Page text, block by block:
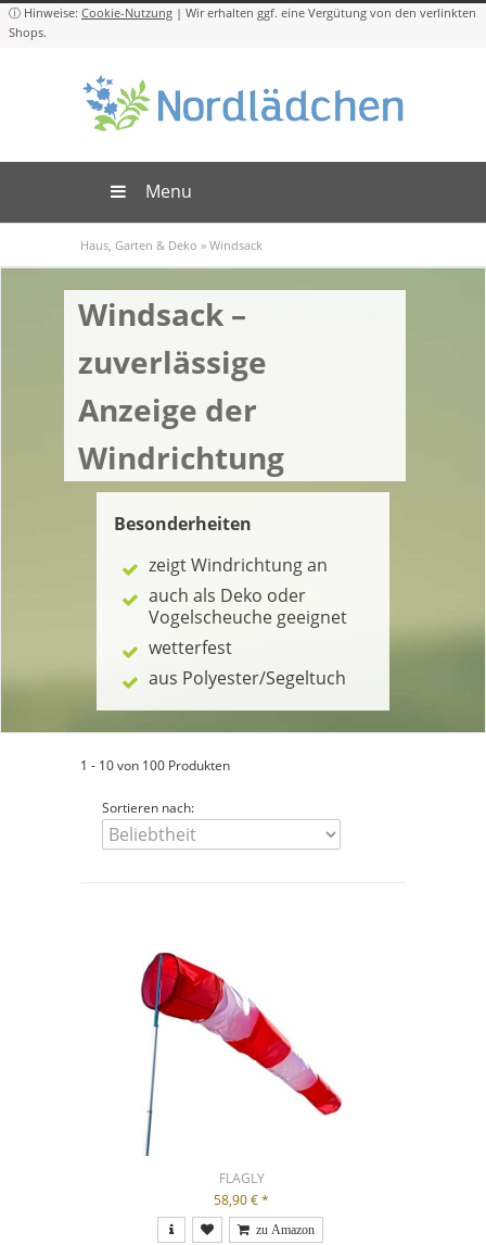
Cookie-Nutzung
Menu
Haus, Garten & Deko » Windsack
Windsack –
zuverlässige
Anzeige der
Windrichtung
Besonderheiten
zeigt Windrichtung an
auch als Deko oder
Vogelscheuche geeignet
wetterfest
aus Polyester/Segeltuch
1 - 10 von 100 Produkten
Sortieren nach:
FLAGLY
58,90 €*